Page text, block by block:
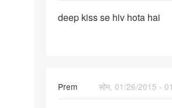
deep
hai
deep kiss se hiv hota hai
Prem
सोम, 01/26/2015 -